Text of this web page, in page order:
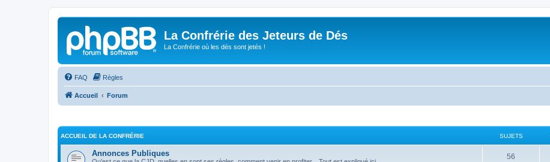
La Confrérie des Jeteurs de Dés
La Confrérie où les dés sont jetés !
FAQ Règles
Accueil Forum
ACCUEIL DE LA CONFRÉRIE SUJETS
Annonces Publiques 56